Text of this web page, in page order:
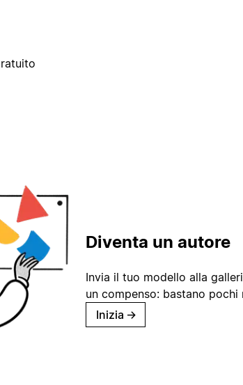
Diventa un autore
Invia il tuo modello alla
un compenso: bastano pochi
Inizia →